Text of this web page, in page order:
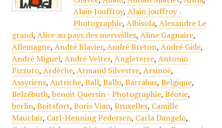
Alain Jouffroy, Alain jouffroy -
Photographie, Albisola, Alexandre Le
grand, Alice au pays des merveilles, Aline Gagnaire,
Allemagne, André Blavier, André Breton, André Gide,
André Miguel, André Velter, Angleterre, Antonio
Pizzuto, Ardèche, Armand Silvestre, Arsinoé,
Assyriens, Autriche, Ball, Ballo, Barrabas, Belgique,
Belzébuth,benoit Quersin - Photographie, Béotie,
berlin, Boitsfort, Boris Vian, Bruxelles, Camille
Mauclair, Carl-Henning Pedersen, Carla Dangelo,